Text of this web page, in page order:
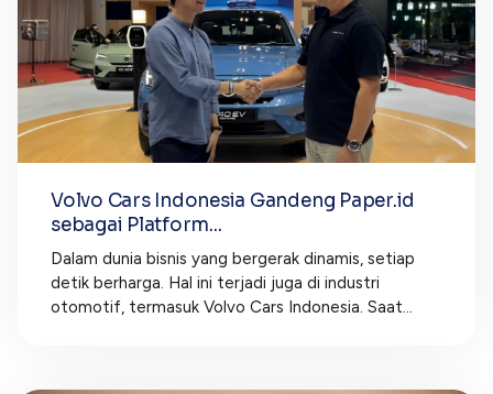
Volvo Cars Indonesia Gandeng Paper.id
sebagai Platform...
Dalam dunia bisnis yang bergerak dinamis, setiap
detik berharga. Hal ini terjadi juga di industri
otomotif, termasuk Volvo Cars Indonesia. Saat...